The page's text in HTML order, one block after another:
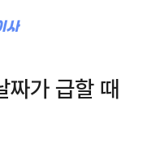
짜가 급할 때